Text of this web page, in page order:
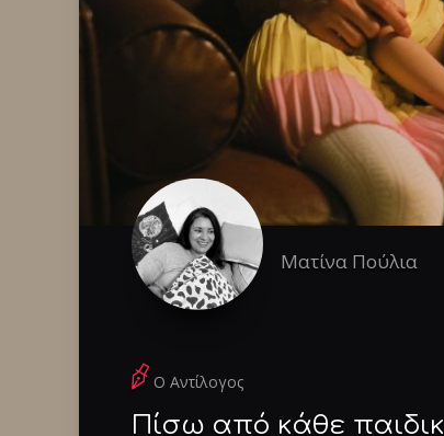
Ματίνα Πούλια
Ο Αντίλογος
Πίσω από κάθε